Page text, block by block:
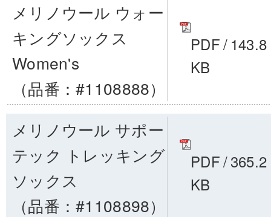
メリノウール ウォー
キングソックス
Women's
（品番：#1108888）
PDF/ 143.8
KB
メリノウール サポー
テック トレッキング
ソックス
（品番：#1108898）
PDF/365.2
KB